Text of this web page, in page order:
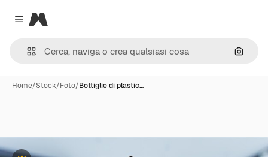
Close menu
Magnific
Cerca
Home/Stock/Foto/Bottiglie di plastic…